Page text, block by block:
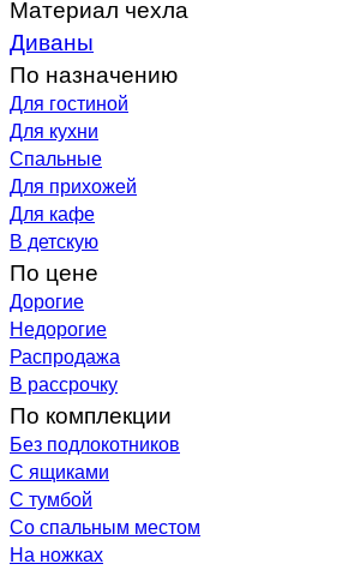
Материал чехла
Диваны
По назначению
Для гостиной
Для кухни
Спальные
Для прихожей
Для кафе
В детскую
По цене
Дорогие
Недорогие
Распродажа
В рассрочку
По комплекции
Без подлокотников
С ящиками
С тумбой
Со спальным местом
На ножках